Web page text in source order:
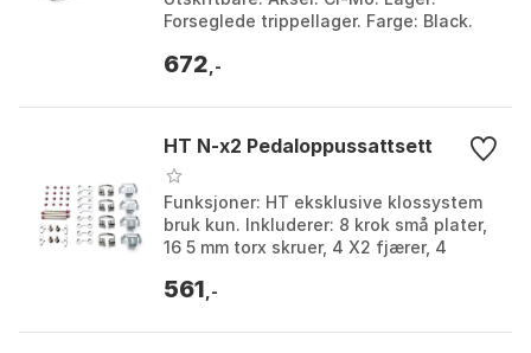
Forseglede trippellager. Farge: Black.
672 ,-
HT N-x2 Pedaloppussattsett
Funksjoner: HT eksklusive klossystem
bruk kun. Inkluderer: 8 krok små plater,
16 5 mm torx skruer, 4 X2 fjærer, 4
justeringspla...
561 ,-